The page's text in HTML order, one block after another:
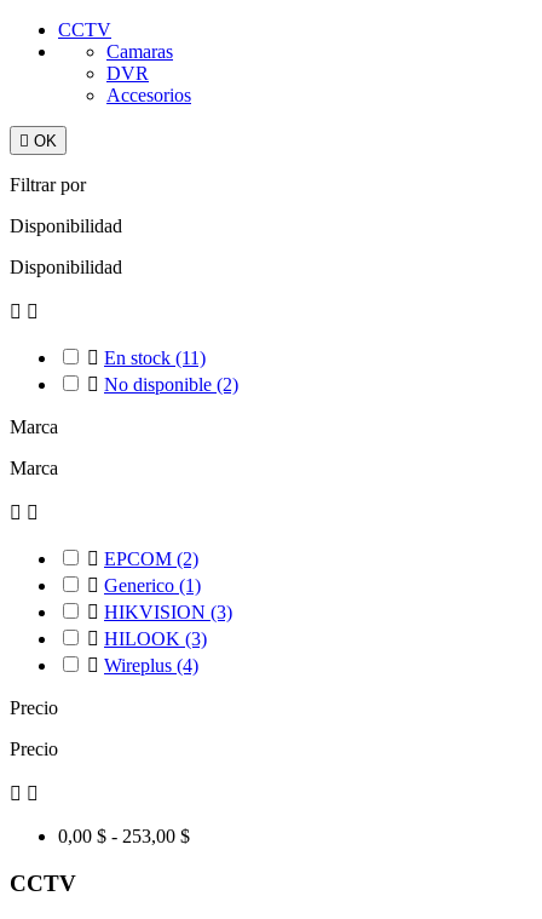
CCTV
Camaras
DVR
Accesorios
 OK
Filtrar por
Disponibilidad
Disponibilidad
 
 En stock (11)
 No disponible (2)
Marca
Marca
 
 EPCOM (2)
 Generico (1)
 HIKVISION (3)
 HILOOK (3)
 Wireplus (4)
Precio
Precio
 
0,00 $ - 253,00 $
CCTV